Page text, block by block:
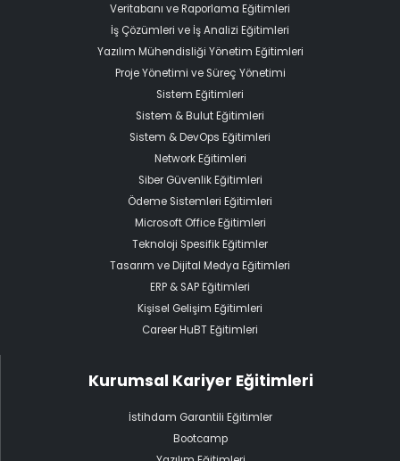
Veritabanı ve Raporlama Eğitimleri
İş Çözümleri ve İş Analizi Eğitimleri
Yazılım Mühendisliği Yönetim Eğitimleri
Proje Yönetimi ve Süreç Yönetimi
Sistem Eğitimleri
Sistem & Bulut Eğitimleri
Sistem & DevOps Eğitimleri
Network Eğitimleri
Siber Güvenlik Eğitimleri
Ödeme Sistemleri Eğitimleri
Microsoft Office Eğitimleri
Teknoloji Spesifik Eğitimler
Tasarım ve Dijital Medya Eğitimleri
ERP & SAP Eğitimleri
Kişisel Gelişim Eğitimleri
Career HuBT Eğitimleri
Kurumsal Kariyer Eğitimleri
İstihdam Garantili Eğitimler
Bootcamp